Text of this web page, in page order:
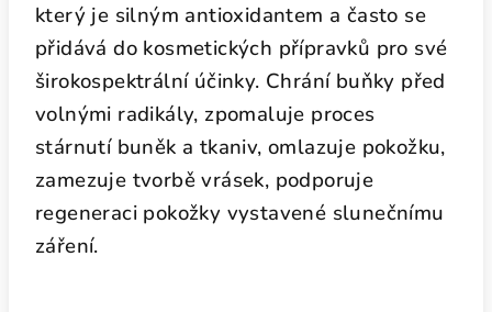
který je silným antioxidantem a často se
přidává do kosmetických přípravků pro své
širokospektrální účinky. Chrání buňky před
volnými radikály, zpomaluje proces
stárnutí buněk a tkaniv, omlazuje pokožku,
zamezuje tvorbě vrásek, podporuje
regeneraci pokožky vystavené slunečnímu
záření.